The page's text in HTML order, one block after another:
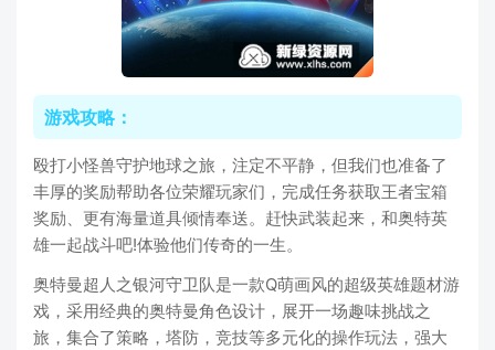
游戏攻略：
殴打小怪兽守护地球之旅，注定不平静，但我们也准备了
丰厚的奖励帮助各位荣耀玩家们，完成任务获取王者宝箱
奖励、更有海量道具倾情奉送。赶快武装起来，和奥特英
雄一起战斗吧!体验他们传奇的一生。
奥特曼超人之银河守卫队是一款Q萌画风的超级英雄题材游
戏，采用经典的奥特曼角色设计，展开一场趣味挑战之
旅，集合了策略，塔防，竞技等多元化的操作玩法，强大